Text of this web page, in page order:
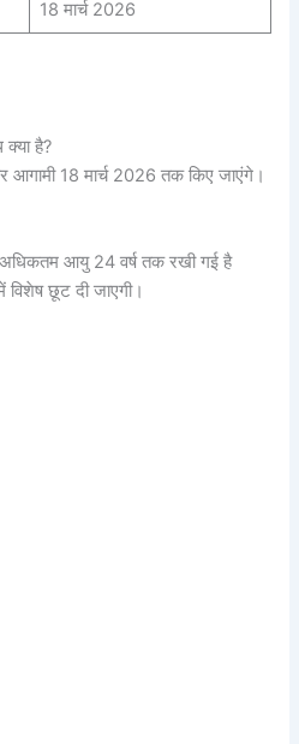
18 मार्च 2026
क्या है?
18 मार्च 2026 तक किए जाएंगे।
अधिकतम आयु 24 वर्ष तक रखी गई है
छूट दी जाएगी।